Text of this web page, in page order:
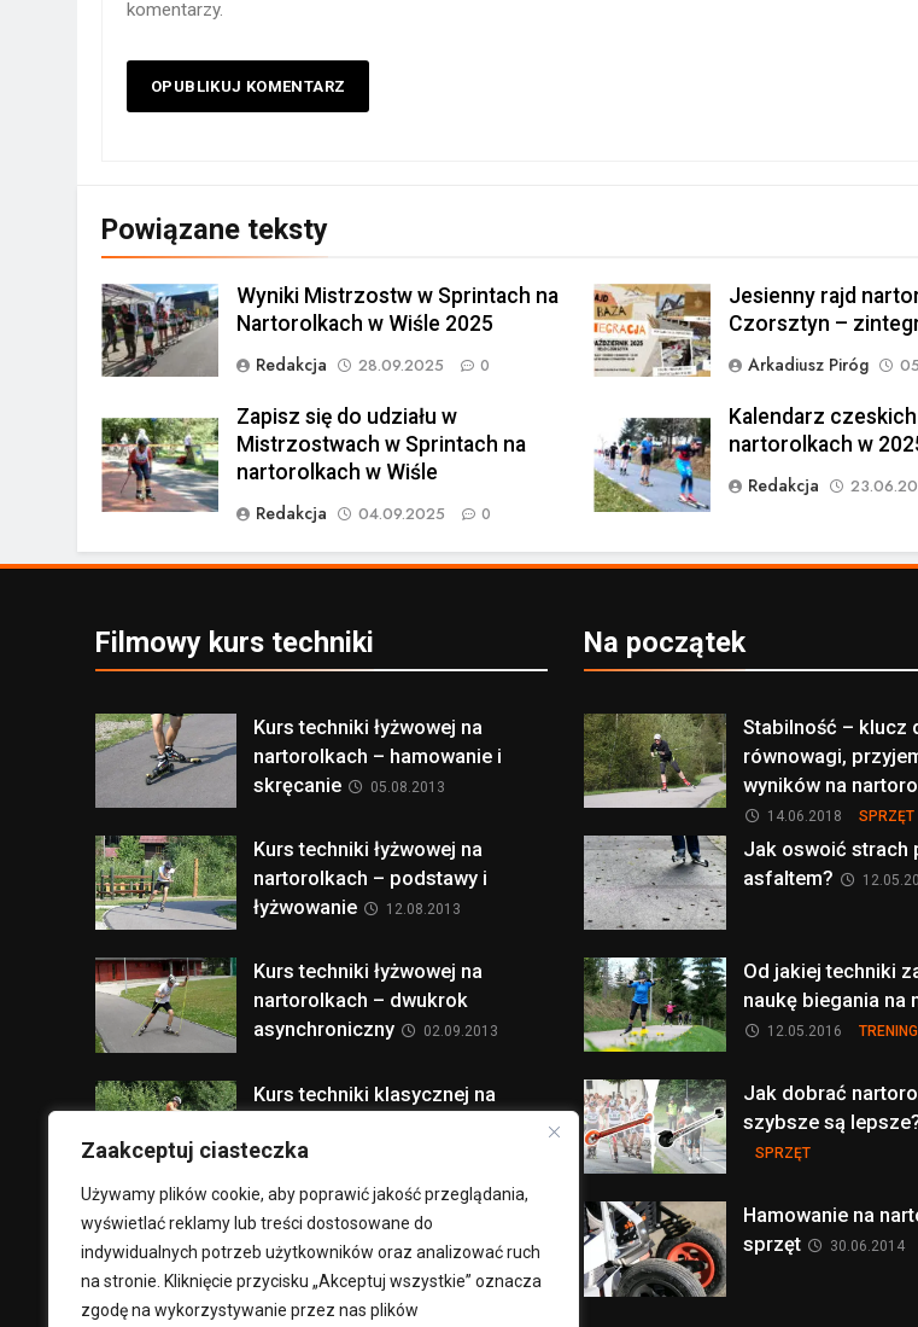
Zaakceptuj ciasteczka
Używamy plików cookie, aby poprawić jakość przeglądania,
wyświetlać reklamy lub treści dostosowane do
indywidualnych potrzeb użytkowników oraz analizować ruch
na stronie. Kliknięcie przycisku „Akceptuj wszystkie” oznacza
zgodę na wykorzystywanie przez nas plików
komentarzy.
Powiązane teksty
Wyniki Mistrzostw w Sprintach na
Nartorolkach w Wiśle 2025
Redakcja
28.09.2025 0
Jesienny rajd
Czorsztyn –
Arkadiusz Piróg
Zapisz się do udziału w
Mistrzostwach w Sprintach na
nartorolkach w Wiśle
Redakcja
04.09.2025 0
Kalendarz
nartorolkach w
Redakcja
Filmowy kurs techniki
Kurs techniki łyżwowej na
nartorolkach – hamowanie i
skręcanie
05.08.2013
Kurs techniki łyżwowej na
nartorolkach – podstawy i
łyżwowanie
12.08.2013
Kurs techniki łyżwowej na
nartorolkach – dwukrok
asynchroniczny
02.09.2013
Kurs techniki klasycznej na
bezkrok
Kurs techniki klasycznej na
nartorolkach – krok
naprzemianstronny
07.10.2013
Na początek
Stabilność – klucz
równowagi,
wyników na
14.06.2018 SPRZĘT
Jak oswoić strach
asfaltem?
Od jakiej techniki
naukę biegania na
12.05.2016
Jak dobrać
szybsze są
SPRZĘT
Hamowanie na
sprzęt
30.06.2014